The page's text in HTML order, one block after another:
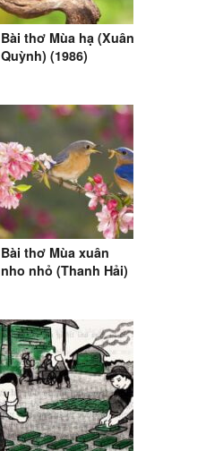
Bài thơ Mùa hạ (Xuân
Quỳnh) (1986)
Bài thơ Mùa xuân
nho nhỏ (Thanh Hải)